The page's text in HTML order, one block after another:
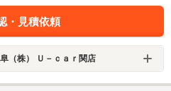
・見積依頼
（株） Ｕ－ｃａｒ関店